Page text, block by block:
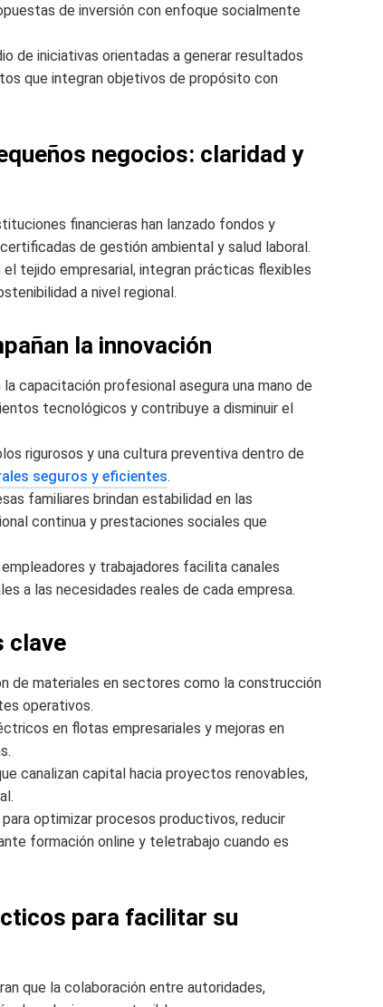
de inversión con enfoque socialmente
de iniciativas orientadas a generar resultados
que integran objetivos de propósito con
negocios: claridad y
financieras han lanzado fondos y
de gestión ambiental y salud laboral.
el tejido empresarial, integran prácticas flexibles
a nivel regional.
la innovación
capacitación profesional asegura una mano de
tecnológicos y contribuye a disminuir el
rigurosos y una cultura preventiva dentro de
seguros y eficientes.
familiares brindan estabilidad en las
continua y prestaciones sociales que
y trabajadores facilita canales
a las necesidades reales de cada empresa.
clave
de materiales en sectores como la construcción
operativos.
en flotas empresariales y mejoras en
canalizan capital hacia proyectos renovables,
optimizar procesos productivos, reducir
formación online y teletrabajo cuando es
para facilitar su
que la colaboración entre autoridades,